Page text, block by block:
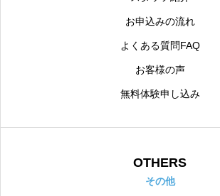
お申込みの流れ
よくある質問FAQ
お客様の声
無料体験申し込み
OTHERS
その他